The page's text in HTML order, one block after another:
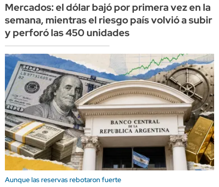
Mercados: el dólar bajó por primera vez en la
semana, mientras el riesgo país volvió a subir
y perforó las 450 unidades
Aunque las reservas rebotaron fuerte